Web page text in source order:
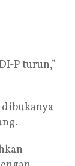
P turun,”